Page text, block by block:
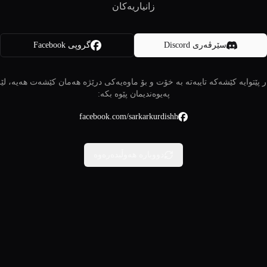
زانیاریەکان
سێرڤەری Discord گروپی Facebook
پێتوایە کێشەکە تایبەتە بە خۆت و بۆ ماوەیەکی درێژە هەمان کێشەت هەیە،
پەیوەندیمان پێوە بکە:
facebook.com/sarkarkurdishh